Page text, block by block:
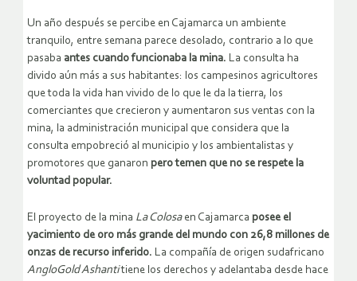
Un año después se percibe en Cajamarca un ambiente
tranquilo, entre semana parece desolado, contrario a lo que
pasaba antes cuando funcionaba la mina. La consulta ha
divido aún más a sus habitantes: los campesinos agricultores
que toda la vida han vivido de lo que le da la tierra, los
comerciantes que crecieron y aumentaron sus ventas con la
mina, la administración municipal que considera que la
consulta empobreció al municipio y los ambientalistas y
promotores que ganaron pero temen que no se respete la
voluntad popular.
El proyecto de la mina La Colosaen Cajamarca posee el
yacimiento de oro más grande del mundo con 26,8 millones de
onzas de recurso inferido. La compañía de origen sudafricano
AngloGold Ashantitiene los derechos y adelantaba desde hace